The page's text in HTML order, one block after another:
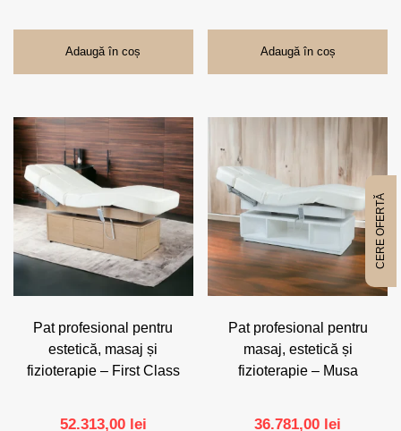
Adaugă în coș Adaugă în coș
Pat profesional pentru
estetică, masaj și
fizioterapie – First Class
52.313,00 lei
Acest
produs
are
mai
multe
variații.
Opțiunile
pot
fi
pagina
produsului.
Pat profesional pentru
masaj, estetică și
fizioterapie – Musa
36.781,00 lei
CERE OFERTĂ